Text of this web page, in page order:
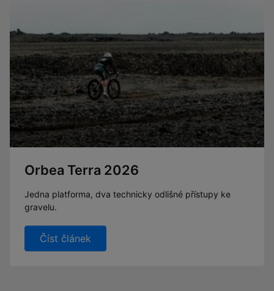
Orbea Terra 2026
Jedna platforma, dva technicky odlišné přístupy ke
gravelu.
Číst článek